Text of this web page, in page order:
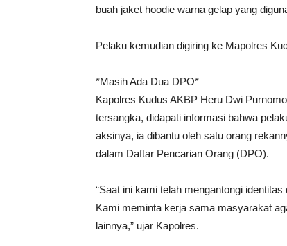
buah jaket hoodie warna gelap yang
Pelaku kemudian digiring ke Mapolres
*Masih Ada Dua DPO*
Kapolres Kudus AKBP Heru Dwi
tersangka, didapati informasi bahwa
aksinya, ia dibantu oleh satu orang
dalam Daftar Pencarian Orang (DPO).
“Saat ini kami telah mengantongi
Kami meminta kerja sama masyarakat
lainnya,” ujar Kapolres.